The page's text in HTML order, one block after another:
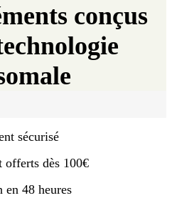
conçus
sécurisé
offerts dès 100€
en 48 heures